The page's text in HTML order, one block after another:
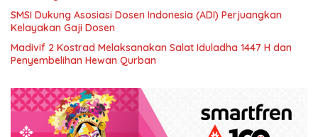
SMSI Dukung Asosiasi Dosen Indonesia (ADI) Perjuangkan
Kelayakan Gaji Dosen
Madivif 2 Kostrad Melaksanakan Salat Iduladha 1447 H dan
Penyembelihan Hewan Qurban